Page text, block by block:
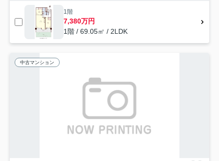
1階
7,380万円
1階 / 69.05㎡ / 2LDK
中古マンション